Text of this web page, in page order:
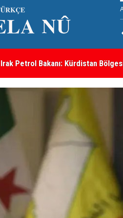
Irak Petrol Bakanı: Kürdistan
Süleymaniye’de Komele karargahına